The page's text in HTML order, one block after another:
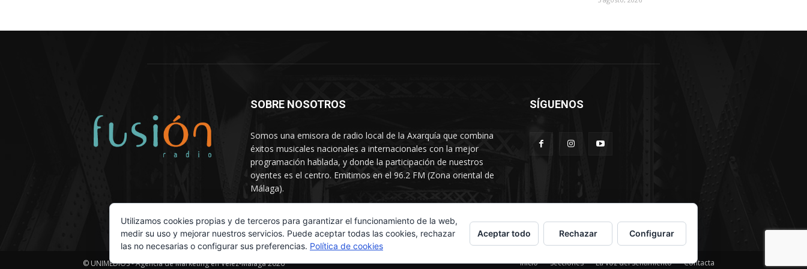
SOBRE NOSOTROS
Somos una emisora de radio local de la Axarquía que combina
éxitos musicales nacionales a internacionales con la mejor
programación hablada, y donde la participación de nuestros
oyentes es el centro. Emitimos en el 96.2 FM (Zona oriental de
Málaga).
SÍGUENOS
© UNIMEDIOS - Agencia de Marketing en Vélez-Málaga 2026 Inicio Secciones La voz del sentimiento Contacta
Utilizamos cookies propias y de terceros para garantizar el funcionamiento de la web,
medir su uso y mejorar nuestros servicios. Puede aceptar todas las cookies, rechazar
las no necesarias o configurar sus preferencias. Política de cookies
Aceptar todo Rechazar Configurar